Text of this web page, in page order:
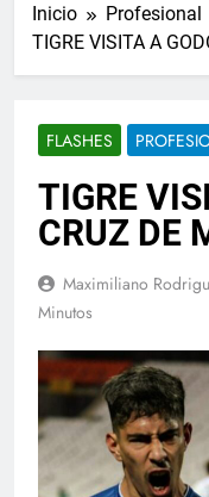
Inicio
Profesional
TIGRE VISITA A
FLASHES
TIGRE
CRUZ DE
Maximiliano
Minutos